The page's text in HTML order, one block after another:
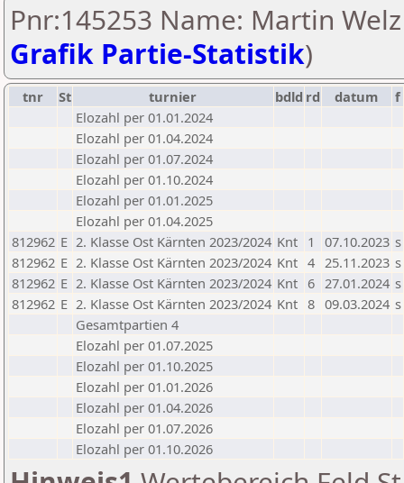
Pnr:145253 Name: Martin
Grafik Partie-Statistik)
tnr St turnier bdld rd datum
f
Elozahl per 01.01.2024
Elozahl per 01.04.2024
Elozahl per 01.07.2024
Elozahl per 01.10.2024
Elozahl per 01.01.2025
Elozahl per 01.04.2025
812962 E 2. Klasse Ost Kärnten 2023/2024 Knt 1 07.10.2023 s
812962 E 2. Klasse Ost Kärnten 2023/2024 Knt 4 25.11.2023 s
812962 E 2. Klasse Ost Kärnten 2023/2024 Knt 6 27.01.2024 s
812962 E 2. Klasse Ost Kärnten 2023/2024 Knt 8 09.03.2024 s
Gesamtpartien 4
Elozahl per 01.07.2025
Elozahl per 01.10.2025
Elozahl per 01.01.2026
Elozahl per 01.04.2026
Elozahl per 01.07.2026
Elozahl per 01.10.2026